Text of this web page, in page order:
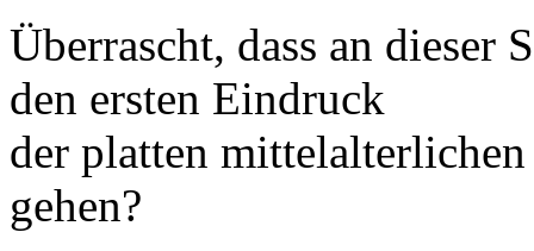
Überrascht, dass an dieser
den ersten Eindruck
der platten
gehen?